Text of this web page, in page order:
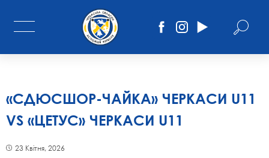
«СДЮСШОР-ЧАЙКА» ЧЕРКАСИ U11
VS «ЦЕТУС» ЧЕРКАСИ U11
23 Квітня, 2026